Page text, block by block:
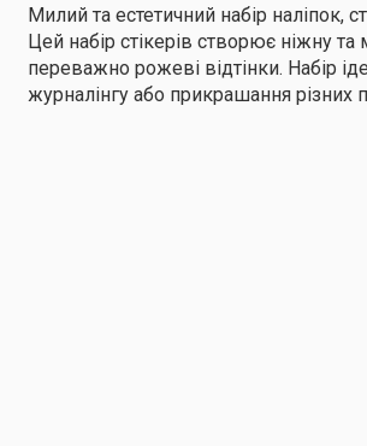
Милий та естетичний набір наліпок,
Цей набір стікерів створює ніжну
переважно рожеві відтінки. Набір
журналінгу або прикрашання різних